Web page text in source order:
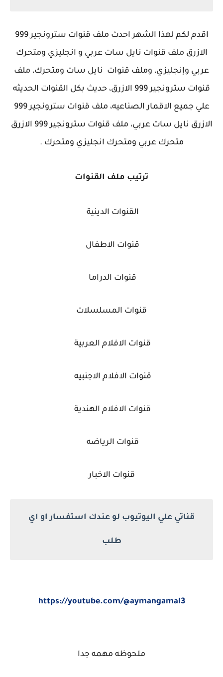
اقدم لكم لهذا الشهر احدث ملف قنوات سترونجير 999
الازرق ملف قنوات نايل سات عربي و انجليزي ومتحرك
عربي وإنجليزي، وملف قنوات نايل سات ومتحرك، ملف
قنوات سترونجير 999 الازرق، حديث بكل القنوات الحديثه
علي جميع الاقمار الصناعيه، ملف قنوات سترونجير 999
الازرق نايل سات عربي، ملف قنوات سترونجير 999 الازرق
متحرك عربي ومتحرك انجليزي ومتحرك .
ترتيب ملف القنوات
القنوات الدينية
قنوات الاطفال
قنوات الدراما
قنوات المسلسلات
قنوات الافلام العربية
قنوات الافلام الاجنبيه
قنوات الافلام الهندية
قنوات الرياضه
قنوات الاخبار
قناتي علي اليوتيوب لو عندك استفسار او اي
طلب
https://youtube.com/@aymangamal3
ملحوظه مهمه جدا